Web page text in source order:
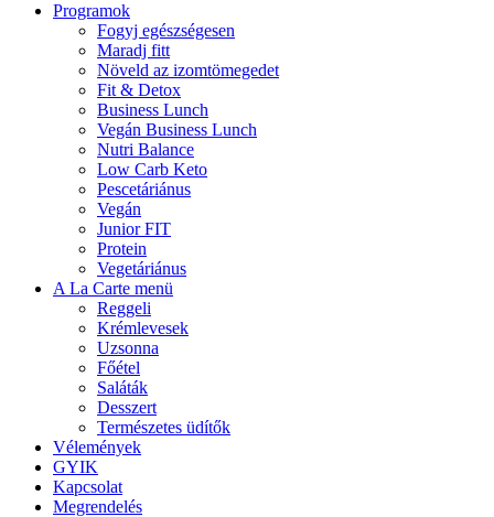
Programok
Fogyj egészségesen
Maradj fitt
Növeld az izomtömegedet
Fit & Detox
Business Lunch
Vegán Business Lunch
Nutri Balance
Low Carb Keto
Pescetáriánus
Vegán
Junior FIT
Protein
Vegetáriánus
A La Carte menü
Reggeli
Krémlevesek
Uzsonna
Főétel
Saláták
Desszert
Természetes üdítők
Vélemények
GYIK
Kapcsolat
Megrendelés